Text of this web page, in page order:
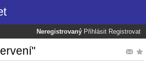
Neregistrovaný Přihlásit Registrovat